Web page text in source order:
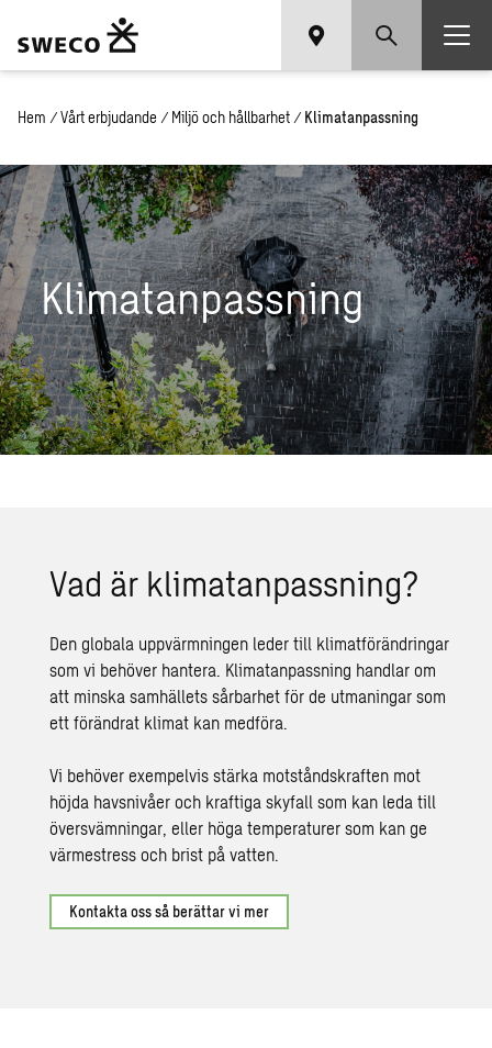
Hem / Vårt erbjudande / Miljö och hållbarhet / Klimatanpassning
Klimatanpassning
Vad är klimatanpassning?
Den globala uppvärmningen leder till klimatförändringar
som vi behöver hantera. Klimatanpassning handlar om
att minska samhällets sårbarhet för de utmaningar som
ett förändrat klimat kan medföra.
Vi behöver exempelvis stärka motståndskraften mot
höjda havsnivåer och kraftiga skyfall som kan leda till
översvämningar, eller höga temperaturer som kan ge
värmestress och brist på vatten.
Kontakta oss så berättar vi mer